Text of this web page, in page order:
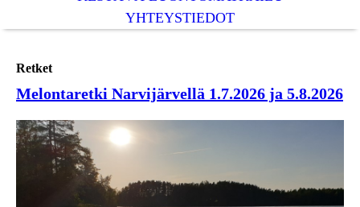
YHTEYSTIEDOT
Retket
Melontaretki Narvijärvellä 1.7.2026 ja 5.8.2026